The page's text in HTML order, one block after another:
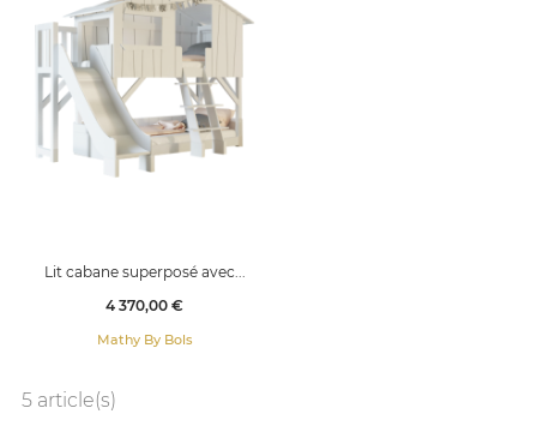
Lit cabane superposé avec...
Prix
4 370,00 €
Mathy By Bols
5 article(s)